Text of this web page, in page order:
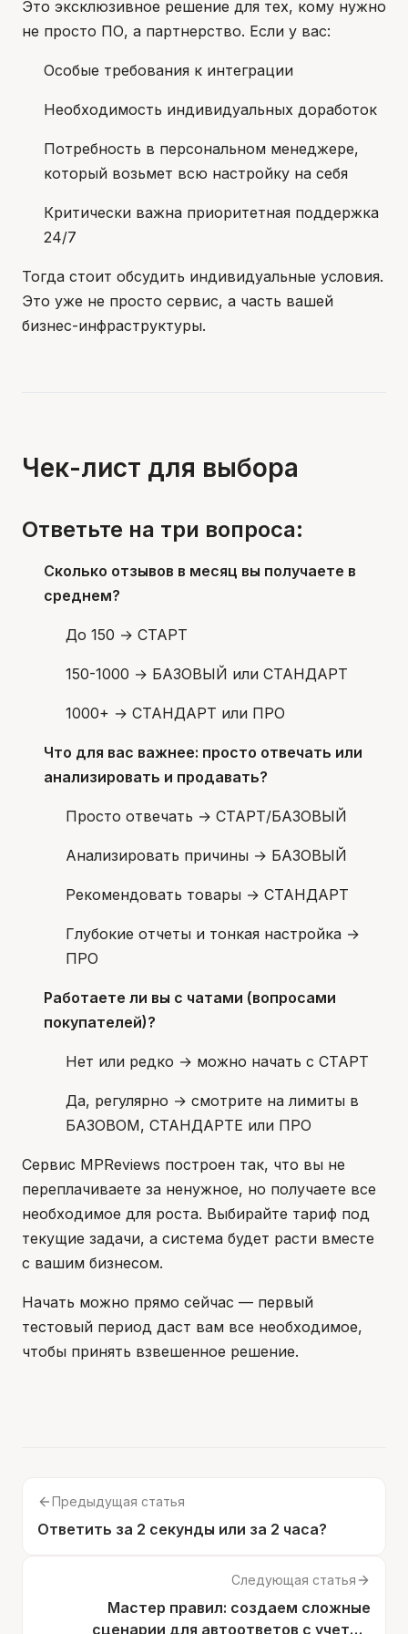
Это эксклюзивное решение для тех, кому нужно
не просто ПО, а партнерство. Если у вас:
Особые требования к интеграции
Необходимость индивидуальных доработок
Потребность в персональном менеджере,
который возьмет всю настройку на себя
Критически важна приоритетная поддержка
24/7
Тогда стоит обсудить индивидуальные условия.
Это уже не просто сервис, а часть вашей
бизнес-инфраструктуры.
Чек-лист для выбора
Ответьте на три вопроса:
Сколько отзывов в месяц вы получаете в
среднем?
До 150 → СТАРТ
150-1000 → БАЗОВЫЙ или СТАНДАРТ
1000+ → СТАНДАРТ или ПРО
Что для вас важнее: просто отвечать или
анализировать и продавать?
Просто отвечать → СТАРТ/БАЗОВЫЙ
Анализировать причины → БАЗОВЫЙ
Рекомендовать товары → СТАНДАРТ
Глубокие отчеты и тонкая настройка →
ПРО
Работаете ли вы с чатами (вопросами
покупателей)?
Нет или редко → можно начать с СТАРТ
Да, регулярно → смотрите на лимиты в
БАЗОВОМ, СТАНДАРТЕ или ПРО
Сервис MPReviews построен так, что вы не
переплачиваете за ненужное, но получаете все
необходимое для роста. Выбирайте тариф под
текущие задачи, а система будет расти вместе
с вашим бизнесом.
Начать можно прямо сейчас — первый
тестовый период даст вам все необходимое,
чтобы принять взвешенное решение.
Предыдущая статья
Ответить за 2 секунды или за 2 часа?
Следующая статья
Мастер правил: создаем сложные
сценарии для автоответов с учетом